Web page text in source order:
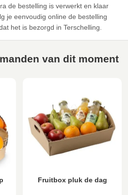
de bestelling is verwerkt en klaar
je eenvoudig online de bestelling
het is bezorgd in Terschelling.
van dit moment
Fruitbox pluk de dag